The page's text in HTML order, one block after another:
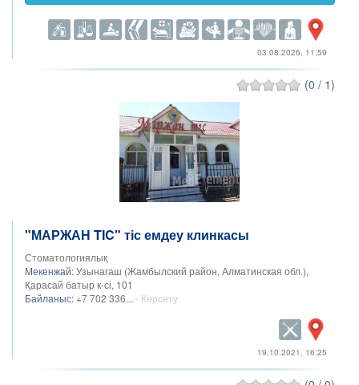
03.08.2026, 11:59
(0 / 1)
"МАРЖАН TIC" тіс емдеу клинкасы
Стоматологиялық
Мекенжай:Узынагаш (Жамбылский район, Алматинская обл.),
Қарасай батыр к-сі, 101
Байланыс: +7 702 336... - Көрсету
19.10.2021, 16:25